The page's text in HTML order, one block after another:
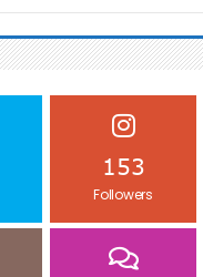
153
Followers